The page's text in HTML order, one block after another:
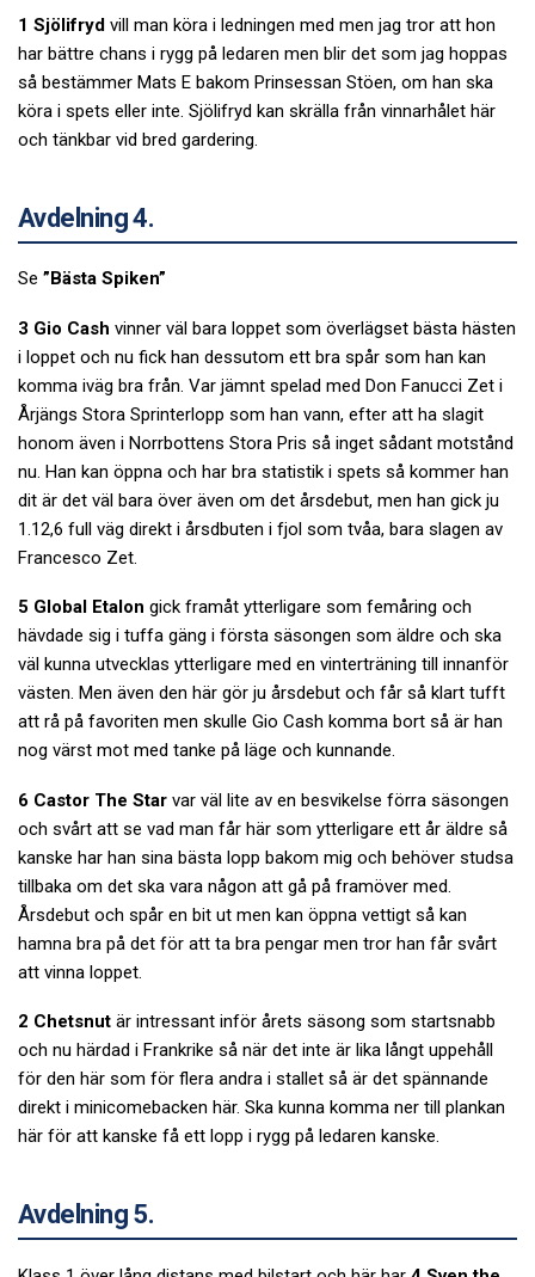
1 Sjölifryd vill man köra i ledningen med men jag tror att hon
har bättre chans i rygg på ledaren men blir det som jag hoppas
så bestämmer Mats E bakom Prinsessan Stöen, om han ska
köra i spets eller inte. Sjölifryd kan skrälla från vinnarhålet här
och tänkbar vid bred gardering.
Avdelning 4.
Se ”Bästa Spiken”
3 Gio Cash vinner väl bara loppet som överlägset bästa hästen
i loppet och nu fick han dessutom ett bra spår som han kan
komma iväg bra från. Var jämnt spelad med Don Fanucci Zet i
Årjängs Stora Sprinterlopp som han vann, efter att ha slagit
honom även i Norrbottens Stora Pris så inget sådant motstånd
nu. Han kan öppna och har bra statistik i spets så kommer han
dit är det väl bara över även om det årsdebut, men han gick ju
1.12,6 full väg direkt i årsdbuten i fjol som tvåa, bara slagen av
Francesco Zet.
5 Global Etalon gick framåt ytterligare som femåring och
hävdade sig i tuffa gäng i första säsongen som äldre och ska
väl kunna utvecklas ytterligare med en vinterträning till innanför
västen. Men även den här gör ju årsdebut och får så klart tufft
att rå på favoriten men skulle Gio Cash komma bort så är han
nog värst mot med tanke på läge och kunnande.
6 Castor The Star var väl lite av en besvikelse förra säsongen
och svårt att se vad man får här som ytterligare ett år äldre så
kanske har han sina bästa lopp bakom mig och behöver studsa
tillbaka om det ska vara någon att gå på framöver med.
Årsdebut och spår en bit ut men kan öppna vettigt så kan
hamna bra på det för att ta bra pengar men tror han får svårt
att vinna loppet.
2 Chetsnut är intressant inför årets säsong som startsnabb
och nu härdad i Frankrike så när det inte är lika långt uppehåll
för den här som för flera andra i stallet så är det spännande
direkt i minicomebacken här. Ska kunna komma ner till plankan
här för att kanske få ett lopp i rygg på ledaren kanske.
Avdelning 5.